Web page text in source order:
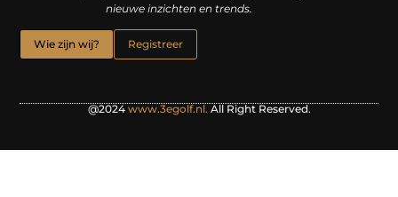
nieuwe inzichten en trends.
Wie zijn wij? Registreer
@2024www.3egolf.nl.All Right Reserved.